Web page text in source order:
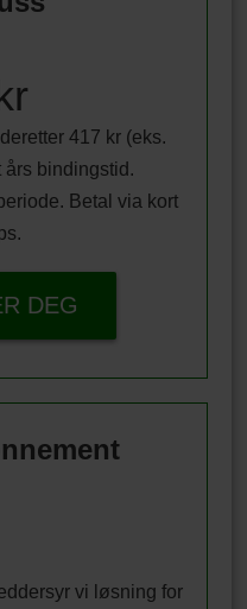
417 kr (eks.
års bindingstid.
Betal via kort
DEG
vi løsning for